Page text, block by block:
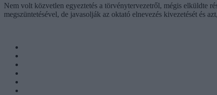
Nem volt közvetlen egyeztetés a törvénytervezetről, mégis elküldte
megszüntetésével, de javasolják az oktató elnevezés kivezetését és